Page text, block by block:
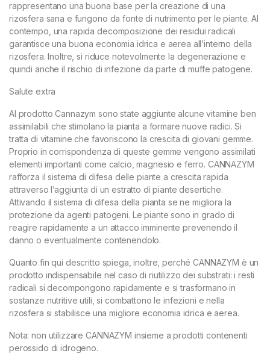
rappresentano una buona base per la creazione di una
rizosfera sana e fungono da fonte di nutrimento per le piante. Al
contempo, una rapida decomposizione dei residui radicali
garantisce una buona economia idrica e aerea all’interno della
rizosfera. Inoltre, si riduce notevolmente la degenerazione e
quindi anche il rischio di infezione da parte di muffe patogene.
Salute extra
Al prodotto Cannazym sono state aggiunte alcune vitamine ben
assimilabili che stimolano la pianta a formare nuove radici. Si
tratta di vitamine che favoriscono la crescita di giovani gemme.
Proprio in corrispondenza di queste gemme vengono assimilati
elementi importanti come calcio, magnesio e ferro. CANNAZYM
rafforza il sistema di difesa delle piante a crescita rapida
attraverso l’aggiunta di un estratto di piante desertiche.
Attivando il sistema di difesa della pianta se ne migliora la
protezione da agenti patogeni. Le piante sono in grado di
reagire rapidamente a un attacco imminente prevenendo il
danno o eventualmente contenendolo.
Quanto fin qui descritto spiega, inoltre, perché CANNAZYM è un
prodotto indispensabile nel caso di riutilizzo dei substrati: i resti
radicali si decompongono rapidamente e si trasformano in
sostanze nutritive utili, si combattono le infezioni e nella
rizosfera si stabilisce una migliore economia idrica e aerea.
Nota: non utilizzare CANNAZYM insieme a prodotti contenenti
perossido di idrogeno.